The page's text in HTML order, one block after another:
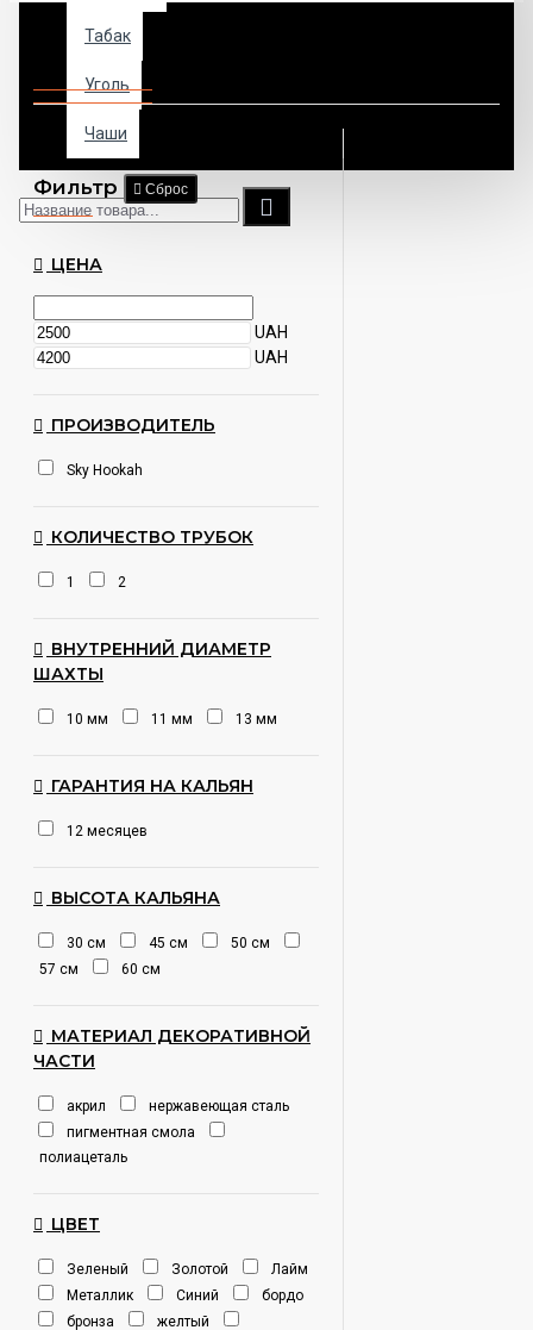
Табак
Уголь
Чаши
Кальяны Sky Hookah
Фильтр Сброс
ЦЕНА
UAH
UAH
ПРОИЗВОДИТЕЛЬ
Sky Hookah
КОЛИЧЕСТВО ТРУБОК
1 2
ВНУТРЕННИЙ ДИАМЕТР
ШАХТЫ
10 мм 11 мм 13 мм
ГАРАНТИЯ НА КАЛЬЯН
12 месяцев
ВЫСОТА КАЛЬЯНА
30 см 45 см
50 см
57 см
60 см
МАТЕРИАЛ ДЕКОРАТИВНОЙ
ЧАСТИ
акрил
нержавеющая сталь
пигментная смола
полиацеталь
ЦВЕТ
Зеленый Золотой
Лайм
Металлик
Синий
бордо
бронза
желтый